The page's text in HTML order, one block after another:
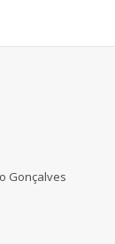
Gonçalves